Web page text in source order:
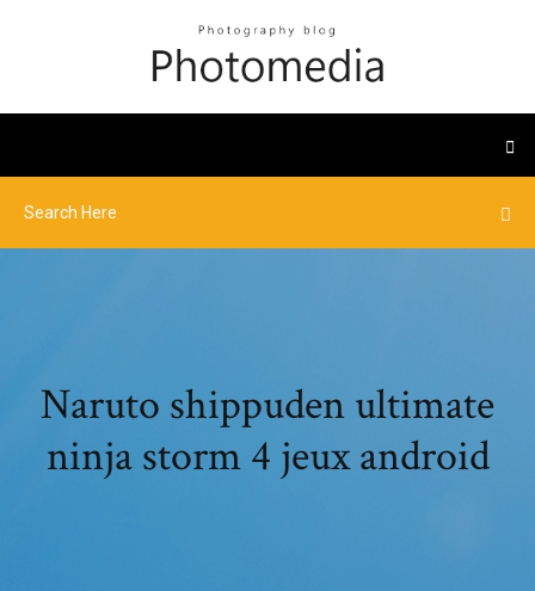
Naruto shippuden ultimate
ninja storm 4 jeux android